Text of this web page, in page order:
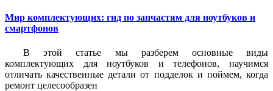
Мир комплектующих: гид по запчастям для ноутбуков и
смартфонов
В этой статье мы разберем основные виды
комплектующих для ноутбуков и телефонов, научимся
отличать качественные детали от подделок и поймем, когда
ремонт целесообразен